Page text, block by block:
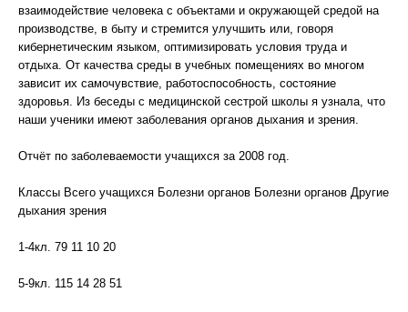
взаимодействие человека с объектами и окружающей средой на
производстве, в быту и стремится улучшить или, говоря
кибернетическим языком, оптимизировать условия труда и
отдыха. От качества среды в учебных помещениях во многом
зависит их самочувствие, работоспособность, состояние
здоровья. Из беседы с медицинской сестрой школы я узнала, что
наши ученики имеют заболевания органов дыхания и зрения.
Отчёт по заболеваемости учащихся за 2008 год.
Классы Всего учащихся Болезни органов Болезни органов Другие
дыхания зрения
1-4кл. 79 11 10 20
5-9кл. 115 14 28 51